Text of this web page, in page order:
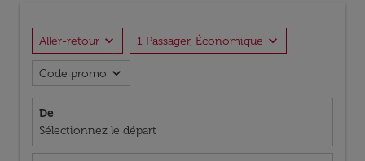
Aller-retour expand_more 1 Passager, Économique expand_more
Code promo expand_more
De
Sélectionnez le départ